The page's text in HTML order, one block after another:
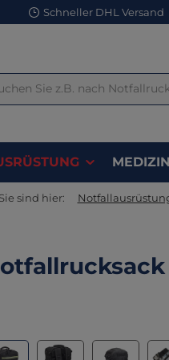
Schneller DHL Versand
Sie sind hier:
überspringen